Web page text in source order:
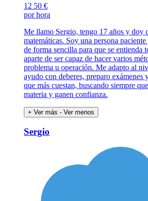
12 50 €
por hora
Me llamo Sergio, tengo 17 años y doy
matemáticas. Soy una persona
de forma sencilla para que se entienda
aparte de ser capaz de hacer varios
problema u operación. Me adapto al
ayudo con deberes, preparo exámenes
que más cuestan, buscando siempre
materia y ganen confianza.
+ Ver más - Ver menos
Sergio